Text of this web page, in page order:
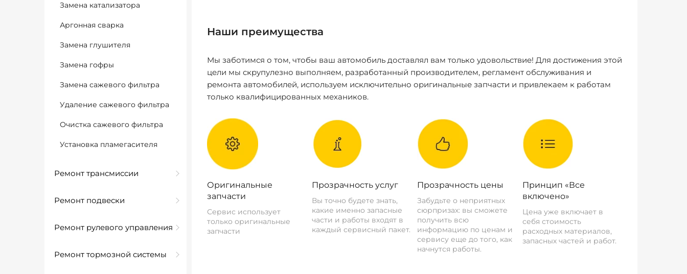
Замена катализатора
Аргонная сварка
Замена глушителя
Замена гофры
Замена сажевого фильтра
Удаление сажевого фильтра
Очистка сажевого фильтра
Установка пламегасителя
Ремонт трансмиссии
Ремонт подвески
Ремонт рулевого управления
Ремонт тормозной системы
Наши преимущества
Мы заботимся о том, чтобы ваш автомобиль доставлял вам только удовольствие! Для достижения этой
цели мы скрупулезно выполняем, разработанный производителем, регламент обслуживания и
ремонта автомобилей, используем исключительно оригинальные запчасти и привлекаем к работам
только квалифицированных механиков.
Оригинальные
запчасти
Сервис использует
только оригинальные
запчасти
Прозрачность услуг
Вы точно будете знать,
какие именно запасные
части и работы входят в
каждый сервисный пакет.
Прозрачность цены
Забудьте о неприятных
сюрпризах: вы сможете
получить всю
информацию по ценам и
сервису еще до того, как
начнутся работы.
Принцип «Все
включено»
Цена уже включает в
себя стоимость
расходных материалов,
запасных частей и работ.